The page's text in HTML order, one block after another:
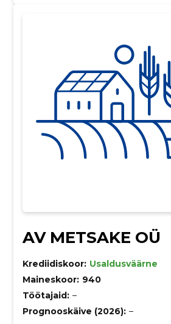
AV METSAKE OÜ
Krediidiskoor: Usaldusväärne
Maineskoor: 940
Töötajaid: –
Prognooskäive (2026): –